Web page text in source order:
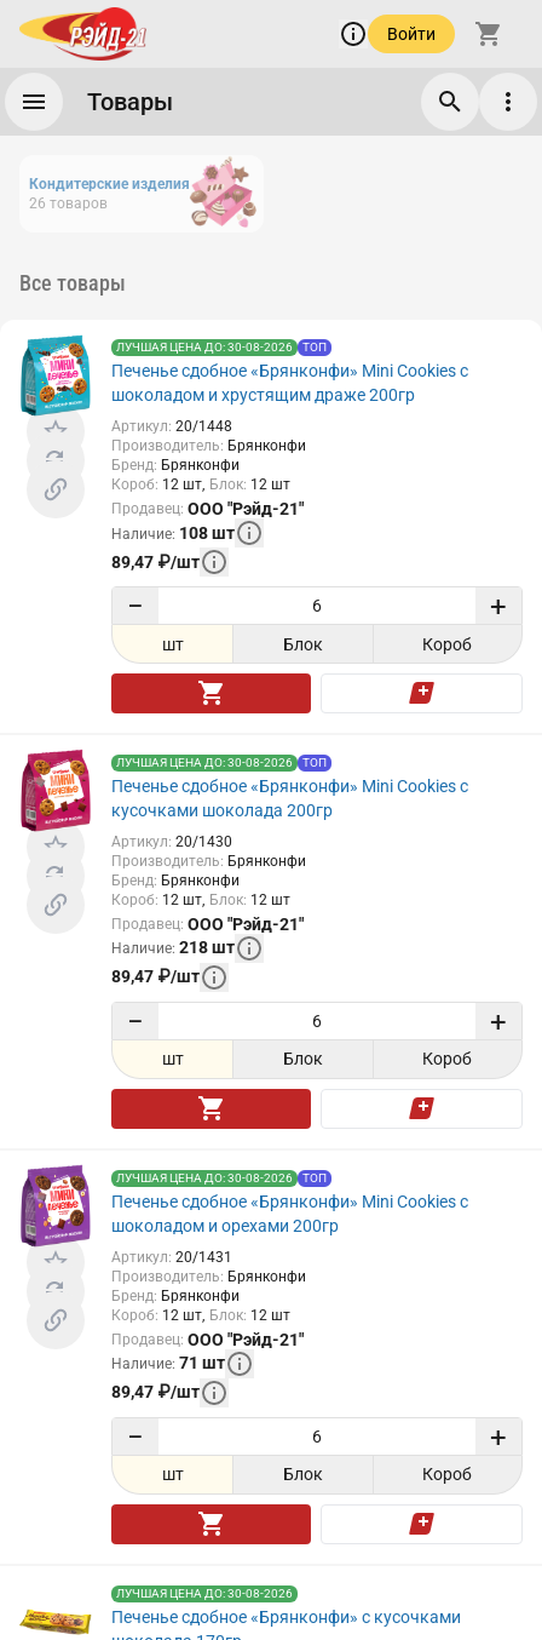
Войти
Товары
Кондитерские изделия
26 товаров
Все товары
ЛУЧШАЯ ЦЕНА ДО: 30-08-2026 ТОП
Печенье сдобное «Брянконфи» Mini Cookies с
шоколадом и хрустящим драже 200гр
Артикул: 20/1448
Производитель: Брянконфи
Бренд: Брянконфи
Короб: 12 шт Блок: 12 шт
Продавец: ООО "Рэйд-21"
Наличие: 108шт
89,47 ₽/шт
− +
шт Блок Короб
ЛУЧШАЯ ЦЕНА ДО: 30-08-2026 ТОП
Печенье сдобное «Брянконфи» Mini Cookies с
кусочками шоколада 200гр
Артикул: 20/1430
Производитель: Брянконфи
Бренд: Брянконфи
Короб: 12 шт Блок: 12 шт
Продавец: ООО "Рэйд-21"
Наличие: 218шт
89,47 ₽/шт
− +
шт Блок Короб
ЛУЧШАЯ ЦЕНА ДО: 30-08-2026 ТОП
Печенье сдобное «Брянконфи» Mini Cookies с
шоколадом и орехами 200гр
Артикул: 20/1431
Производитель: Брянконфи
Бренд: Брянконфи
Короб: 12 шт Блок: 12 шт
Продавец: ООО "Рэйд-21"
Наличие: 71 шт
89,47 ₽/шт
− +
шт Блок Короб
ЛУЧШАЯ ЦЕНА ДО: 30-08-2026
Печенье сдобное «Брянконфи» с кусочками